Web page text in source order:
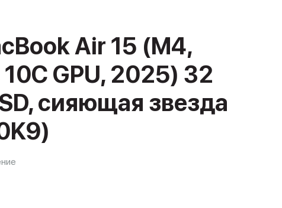
Air 15 (M4,
10C GPU, 2025) 32
сияющая звезда